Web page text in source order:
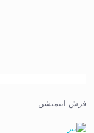
فرش انیمیشن